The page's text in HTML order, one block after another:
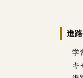
進路
学
キ